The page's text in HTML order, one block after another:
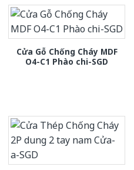
Cửa Gỗ Chống Cháy MDF
O4-C1 Phào chi-SGD